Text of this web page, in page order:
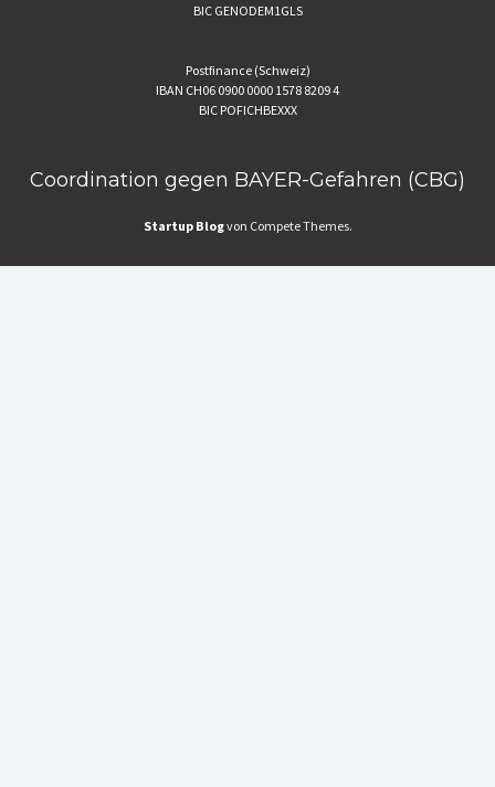
BIC GENODEM1GLS
Postfinance (Schweiz)
IBAN CH06 0900 0000 1578 8209 4
BIC POFICHBEXXX
Coordination gegen BAYER-Gefahren (CBG)
Startup Blogvon Compete Themes.